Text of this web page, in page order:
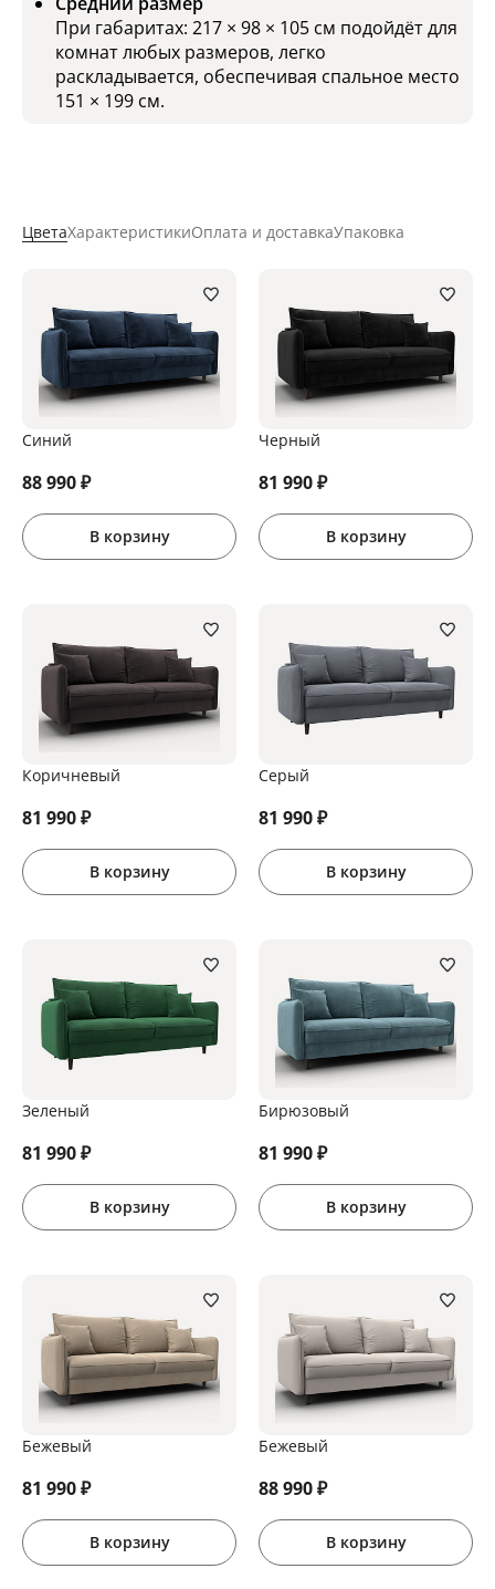
При габаритах: 217 × 98 × 105 см подойдёт для
комнат любых размеров, легко
раскладывается, обеспечивая спальное место
151 × 199 см.
ЦветаХарактеристикиОплата и доставкаУпаковка
Синий
88 990₽
В корзину
Черный
81 990₽
В корзину
Коричневый
81 990₽
В корзину
Серый
81 990₽
В корзину
Зеленый
81 990₽
В корзину
Бирюзовый
81 990₽
В корзину
Бежевый
81 990₽
В корзину
Бежевый
88 990₽
В корзину